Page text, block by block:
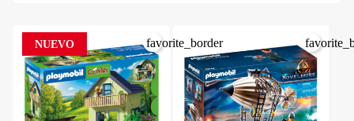
NUEVO favorite_border